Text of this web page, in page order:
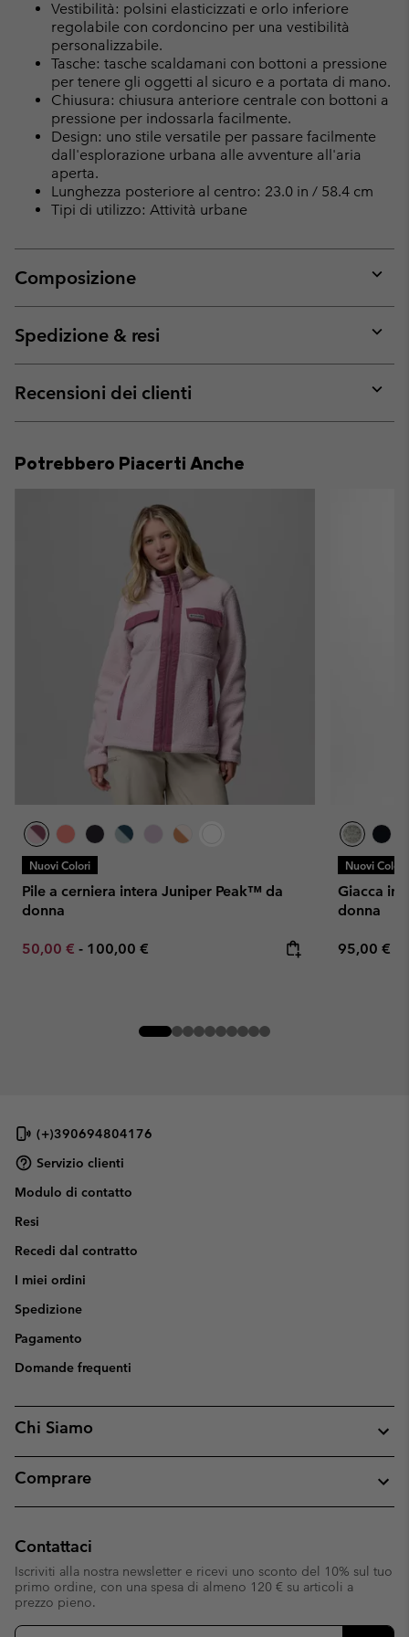
Vestibilità: polsini elasticizzati e orlo inferiore
regolabile con cordoncino per una vestibilità
personalizzabile.
Tasche: tasche scaldamani con bottoni a pressione
per tenere gli oggetti al sicuro e a portata di mano.
Chiusura: chiusura anteriore centrale con bottoni a
pressione per indossarla facilmente.
Design: uno stile versatile per passare facilmente
dall'esplorazione urbana alle avventure all'aria
aperta.
Lunghezza posteriore al centro: 23.0 in / 58.4 cm
Tipi di utilizzo: Attività urbane
Composizione
or
Spedizione & resi
or
Recensioni dei clienti
or
Potrebbero Piacerti Anche
Nuovi Colori
Pile a cerniera intera Juniper Peak™ da
donna
Minimum sale price:
50,00 € - Maximum price:
100,00 €
Nuovi Colori
Giacca in
donna
Regular
95,00 €
(+)390694804176
Servizio clienti
Modulo di contatto
Resi
Recedi dal contratto
I miei ordini
Spedizione
Pagamento
Domande frequenti
Chi Siamo
Comprare
Contattaci
Iscriviti alla nostra newsletter e ricevi uno sconto del 10% sul tuo
primo ordine, con una spesa di almeno 120 € su articoli a
prezzo pieno.